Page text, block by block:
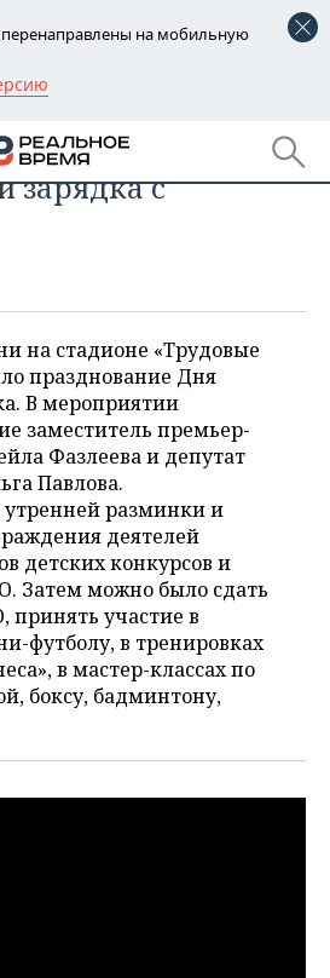
на мобильную
ПФО
дипломы
зарядка с
на стадионе «Трудовые
празднование Дня
В мероприятии
заместитель премьер-
Фазлеева и депутат
Павлова.
утренней разминки и
деятелей
детских конкурсов и
Затем можно было сдать
принять участие в
футболу, в тренировках
в мастер-классах по
боксу, бадминтону,